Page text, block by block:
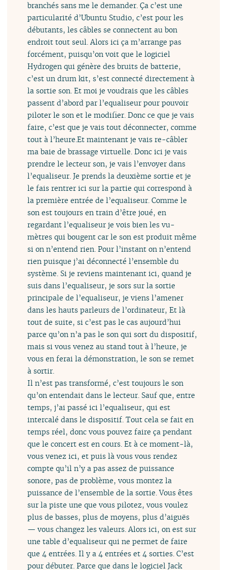
branchés sans me le demander. Ça c’est une
particularité d’Ubuntu Studio, c’est pour les
débutants, les câbles se connectent au bon
endroit tout seul. Alors ici ça m’arrange pas
forcément, puisqu’on voit que le logiciel
Hydrogen qui génère des bruits de batterie,
c’est un drum kit, s’est connecté directement à
la sortie son. Et moi je voudrais que les câbles
passent d’abord par l’equaliseur pour pouvoir
piloter le son et le modifier. Donc ce que je vais
faire, c’est que je vais tout déconnecter, comme
tout à l’heure.Et maintenant je vais re-câbler
ma baie de brassage virtuelle. Donc ici je vais
prendre le lecteur son, je vais l’envoyer dans
l’equaliseur. Je prends la deuxième sortie et je
le fais rentrer ici sur la partie qui correspond à
la première entrée de l’equaliseur. Comme le
son est toujours en train d’être joué, en
regardant l’equaliseur je vois bien les vu-
mètres qui bougent car le son est produit même
si on n’entend rien. Pour l’instant on n’entend
rien puisque j’ai déconnecté l’ensemble du
système. Si je reviens maintenant ici, quand je
suis dans l’equaliseur, je sors sur la sortie
principale de l’equaliseur, je viens l’amener
dans les hauts parleurs de l’ordinateur, Et là
tout de suite, si c’est pas le cas aujourd’hui
parce qu’on n’a pas le son qui sort du dispositif,
mais si vous venez au stand tout à l’heure, je
vous en ferai la démonstration, le son se remet
à sortir.
Il n’est pas transformé, c’est toujours le son
qu’on entendait dans le lecteur. Sauf que, entre
temps, j’ai passé ici l’equaliseur, qui est
intercalé dans le dispositif. Tout cela se fait en
temps réel, donc vous pouvez faire ça pendant
que le concert est en cours. Et à ce moment-là,
vous venez ici, et puis là vous vous rendez
compte qu’il n’y a pas assez de puissance
sonore, pas de problème, vous montez la
puissance de l’ensemble de la sortie. Vous êtes
sur la piste une que vous pilotez, vous voulez
plus de basses, plus de moyens, plus d’aiguës
— vous changez les valeurs. Alors ici, on est sur
une table d’equaliseur qui ne permet de faire
que 4 entrées. Il y a 4 entrées et 4 sorties. C’est
pour débuter. Parce que dans le logiciel Jack